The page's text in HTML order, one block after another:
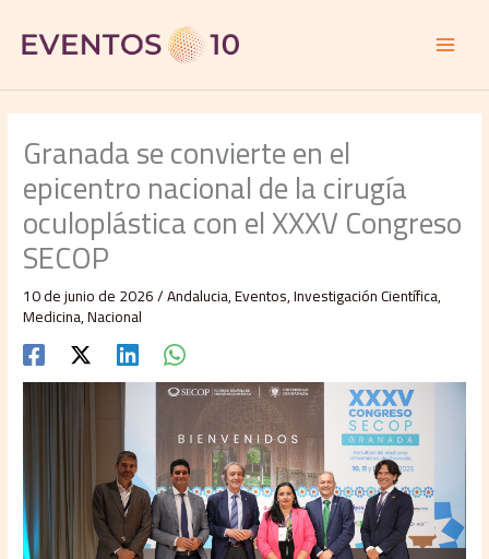
contenido
Granada se convierte en el
epicentro nacional de la cirugía
oculoplástica con el XXXV Congreso
SECOP
10 de junio de 2026/Andalucia,Eventos,Investigación Científica,
Medicina,Nacional